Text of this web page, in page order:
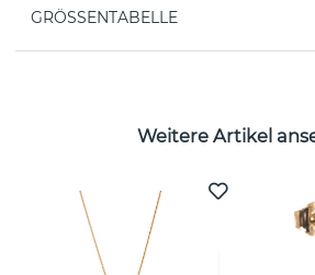
GRÖSSENTABELLE
Weitere Artikel